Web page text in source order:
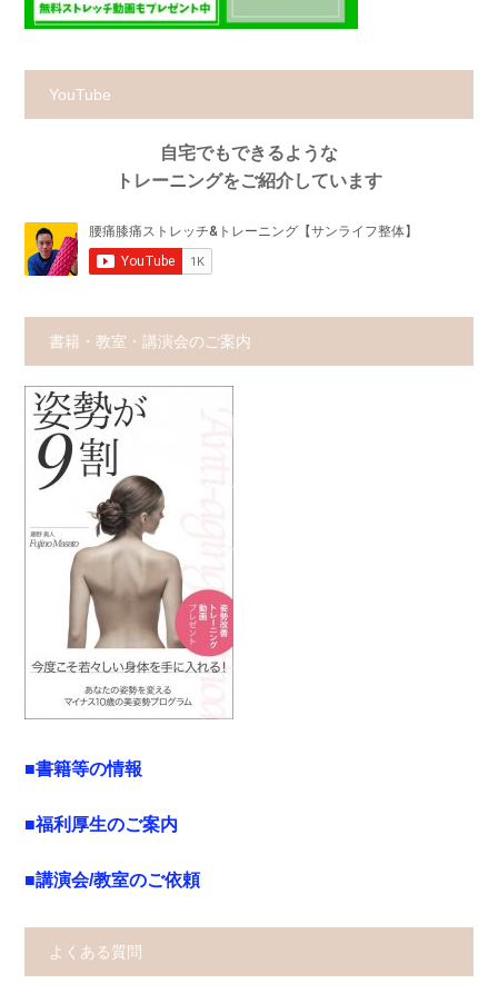
YouTube
自宅でもできるような
トレーニングをご紹介しています
書籍・教室・講演会のご案内
■書籍等の情報
■福利厚生のご案内
■講演会/教室のご依頼
よくある質問